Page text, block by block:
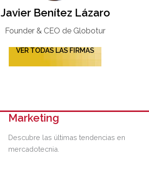
Javier Benítez Lázaro
Founder & CEO de Globotur​
VER TODAS LAS FIRMAS
Marketing
Descubre las últimas tendencias en
mercadotecnia.